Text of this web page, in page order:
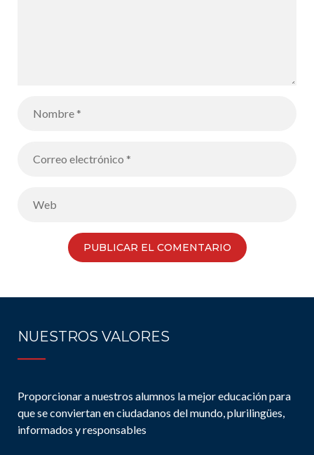
NUESTROS VALORES
Proporcionar a nuestros alumnos la mejor educación para
que se conviertan en ciudadanos del mundo, plurilingües,
informados y responsables